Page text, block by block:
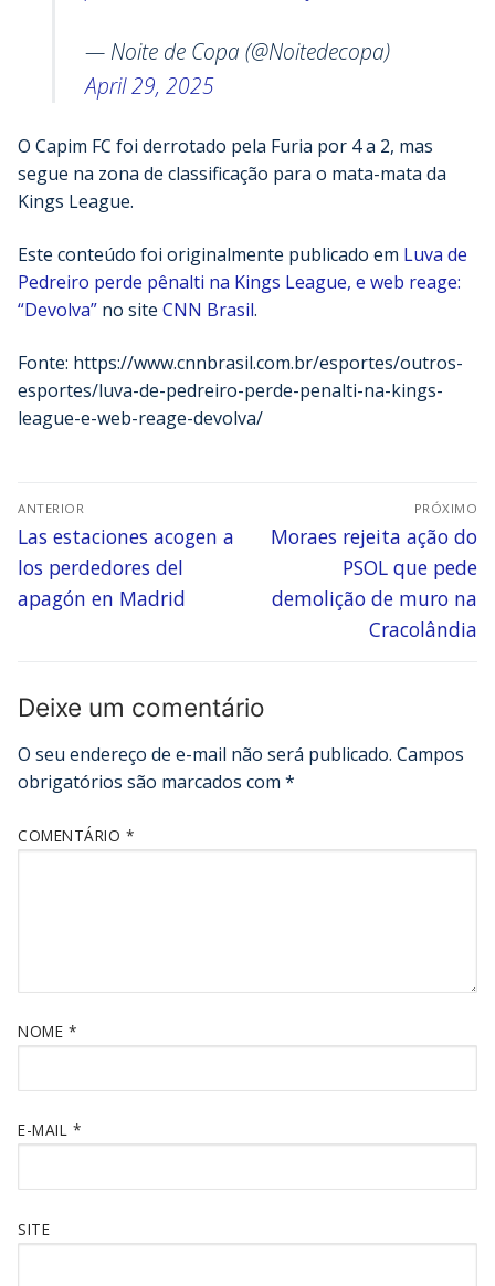
— Noite de Copa (@Noitedecopa)
April 29, 2025
O Capim FC foi derrotado pela Furia por 4 a 2, mas
segue na zona de classificação para o mata-mata da
Kings League.
Este conteúdo foi originalmente publicado em Luva de
Pedreiro perde pênalti na Kings League, e web reage:
“Devolva” no site CNN Brasil.
Fonte: https://www.cnnbrasil.com.br/esportes/outros-
esportes/luva-de-pedreiro-perde-penalti-na-kings-
league-e-web-reage-devolva/
ANTERIOR
Las estaciones acogen a
los perdedores del
apagón en Madrid
PRÓXIMO
Moraes rejeita ação do
PSOL que pede
demolição de muro na
Cracolândia
Deixe um comentário
O seu endereço de e-mail não será publicado. Campos
obrigatórios são marcados com *
COMENTÁRIO *
NOME *
E-MAIL *
SITE